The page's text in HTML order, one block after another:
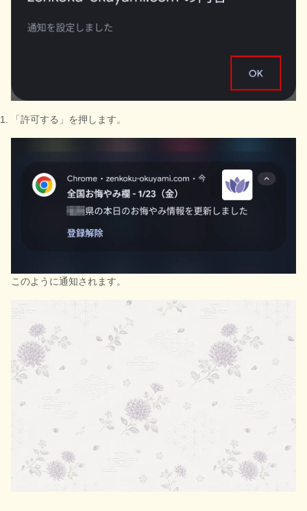
「許可する」を押します。
このように通知されます。